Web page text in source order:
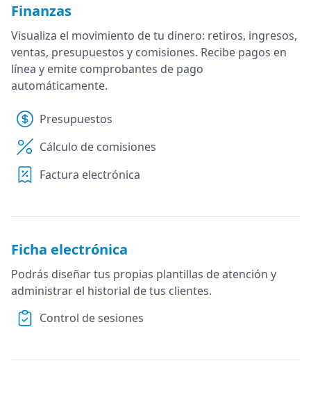
Finanzas
Visualiza el movimiento de tu dinero: retiros, ingresos,
ventas, presupuestos y comisiones. Recibe pagos en
línea y emite comprobantes de pago
automáticamente.
Presupuestos
Cálculo de comisiones
Factura electrónica
Ficha electrónica
Podrás diseñar tus propias plantillas de atención y
administrar el historial de tus clientes.
Control de sesiones